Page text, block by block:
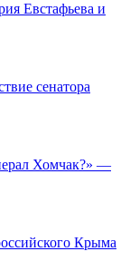
Евстафьева и
сенатора
Хомчак?» —
Крыма